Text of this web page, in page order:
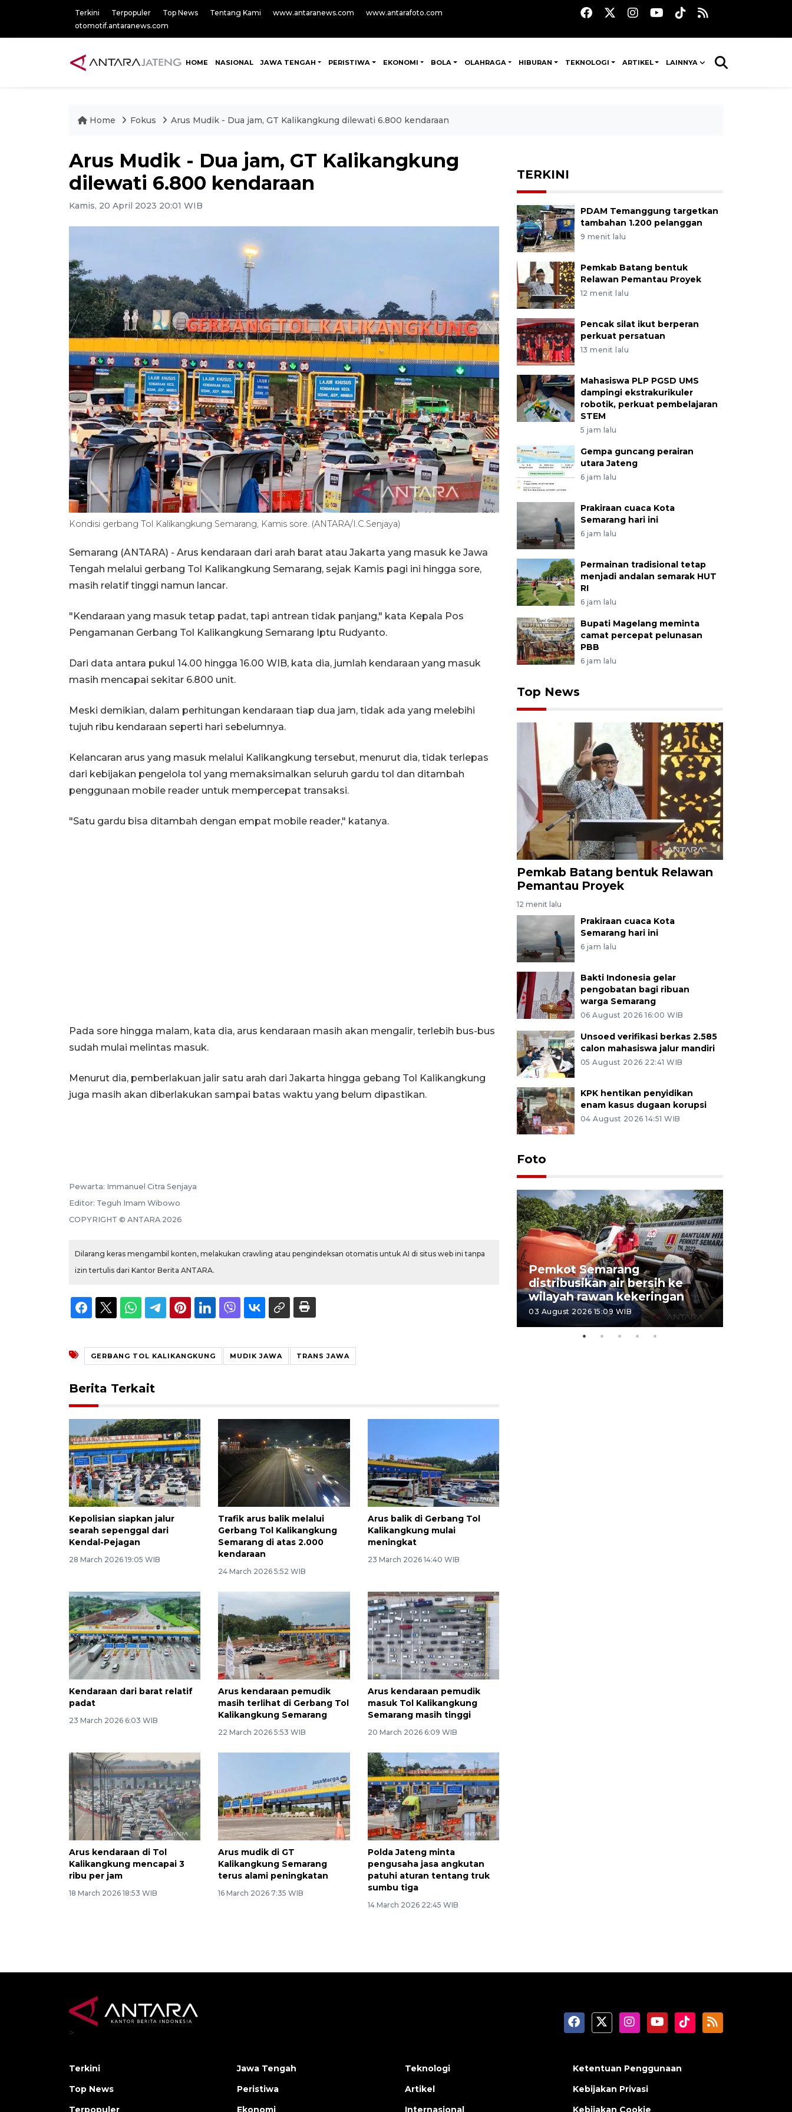
Terkini Terpopuler Top News Tentang Kami www.antaranews.com
www.antarafoto.com
otomotif.antaranews.com
HOME NASIONAL JAWA TENGAH PERISTIWA EKONOMI BOLA OLAHRAGA HIBURAN TEKNOLOGI ARTIKEL LAINNYA
Home Fokus Arus Mudik - Dua jam, GT Kalikangkung dilewati 6.800 kendaraan
Arus Mudik - Dua jam, GT Kalikangkung
dilewati 6.800 kendaraan
Kamis, 20 April 2023 20:01 WIB
Kondisi gerbang Tol Kalikangkung Semarang, Kamis sore. (ANTARA/I.C.Senjaya)
Semarang (ANTARA) - Arus kendaraan dari arah barat atau Jakarta yang masuk ke Jawa
Tengah melalui gerbang Tol Kalikangkung Semarang, sejak Kamis pagi ini hingga sore,
masih relatif tinggi namun lancar.
"Kendaraan yang masuk tetap padat, tapi antrean tidak panjang," kata Kepala Pos
Pengamanan Gerbang Tol Kalikangkung Semarang Iptu Rudyanto.
Dari data antara pukul 14.00 hingga 16.00 WIB, kata dia, jumlah kendaraan yang masuk
masih mencapai sekitar 6.800 unit.
Meski demikian, dalam perhitungan kendaraan tiap dua jam, tidak ada yang melebihi
tujuh ribu kendaraan seperti hari sebelumnya.
Kelancaran arus yang masuk melalui Kalikangkung tersebut, menurut dia, tidak terlepas
dari kebijakan pengelola tol yang memaksimalkan seluruh gardu tol dan ditambah
penggunaan mobile reader untuk mempercepat transaksi.
"Satu gardu bisa ditambah dengan empat mobile reader," katanya.
Pada sore hingga malam, kata dia, arus kendaraan masih akan mengalir, terlebih bus-bus
sudah mulai melintas masuk.
Menurut dia, pemberlakuan jalir satu arah dari Jakarta hingga gebang Tol Kalikangkung
juga masih akan diberlakukan sampai batas waktu yang belum dipastikan.
Pewarta: Immanuel Citra Senjaya
Editor: Teguh Imam Wibowo
COPYRIGHT © ANTARA 2026
Dilarang keras mengambil konten, melakukan crawling atau pengindeksan otomatis untuk AI di situs web ini tanpa
izin tertulis dari Kantor Berita ANTARA.
GERBANG TOL KALIKANGKUNG MUDIK JAWA TRANS JAWA
Berita Terkait
Kepolisian siapkan jalur
searah sepenggal dari
Kendal-Pejagan
28 March 2026 19:05 WIB
Trafik arus balik melalui
Gerbang Tol Kalikangkung
Semarang di atas 2.000
kendaraan
24 March 2026 5:52 WIB
Arus balik di Gerbang Tol
Kalikangkung mulai
meningkat
23 March 2026 14:40 WIB
Kendaraan dari barat relatif
padat
23 March 2026 6:03 WIB
Arus kendaraan pemudik
masih terlihat di Gerbang Tol
Kalikangkung Semarang
22 March 2026 5:53 WIB
Arus kendaraan pemudik
masuk Tol Kalikangkung
Semarang masih tinggi
20 March 2026 6:09 WIB
Arus kendaraan di Tol
Kalikangkung mencapai 3
ribu per jam
18 March 2026 18:53 WIB
Arus mudik di GT
Kalikangkung Semarang
terus alami peningkatan
16 March 2026 7:35 WIB
Polda Jateng minta
pengusaha jasa angkutan
patuhi aturan tentang truk
sumbu tiga
14 March 2026 22:45 WIB
TERKINI
PDAM Temanggung targetkan
tambahan 1.200 pelanggan
9 menit lalu
Pemkab Batang bentuk
Relawan Pemantau Proyek
12 menit lalu
Pencak silat ikut berperan
perkuat persatuan
13 menit lalu
Mahasiswa PLP PGSD UMS
dampingi ekstrakurikuler
robotik, perkuat pembelajaran
STEM
5 jam lalu
Gempa guncang perairan
utara Jateng
6 jam lalu
Prakiraan cuaca Kota
Semarang hari ini
6 jam lalu
Permainan tradisional tetap
menjadi andalan semarak HUT
RI
6 jam lalu
Bupati Magelang meminta
camat percepat pelunasan
PBB
6 jam lalu
Top News
Pemkab Batang bentuk Relawan
Pemantau Proyek
12 menit lalu
Prakiraan cuaca Kota
Semarang hari ini
6 jam lalu
Bakti Indonesia gelar
pengobatan bagi ribuan
warga Semarang
06 August 2026 16:00 WIB
Unsoed verifikasi berkas 2.585
calon mahasiswa jalur mandiri
05 August 2026 22:41 WIB
KPK hentikan penyidikan
enam kasus dugaan korupsi
04 August 2026 14:51 WIB
Foto
Pemkot Semarang
distribusikan air bersih ke
wilayah rawan kekeringan
03 August 2026 15:09 WIB
>
Terkini
Top News
Terpopuler
Jawa Tengah
Peristiwa
Ekonomi
Teknologi
Artikel
Internasional
Ketentuan Penggunaan
Kebijakan Privasi
Kebijakan Cookie